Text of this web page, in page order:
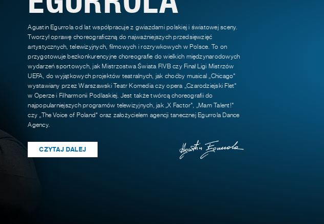
Agustin Egurrola od lat współpracuje z gwiazdami polskiej i światowej sceny.
Tworzył oprawę choreograficzną do najważniejszych przedsięwzięć
artystycznych, telewizyjnych, filmowych i rozrywkowych w Polsce. To on
przygotowuje bezkonkurencyjne choreografie do wielkich międzynarodowych
wydarzeń sportowych, jak Mistrzostwa Świata FIVB czy Finał Ligi Mistrzów
UEFA, do wyjątkowych projektów teatralnych, jak choćby musical „Chicago"
wystawiany przez Warszawski Teatr Komedia czy opera „Czarodziejski Flet"
w Operze i Filharmonii Podlaskiej. Jest także twórcą choreografii do
najpopularniejszych programów telewizyjnych, jak „X Factor", „Mam Talent!"
czy „The Voice of Poland" oraz założycielem agencji tanecznej Egurrola Dance
Agency.
CZYTAJ DALEJ